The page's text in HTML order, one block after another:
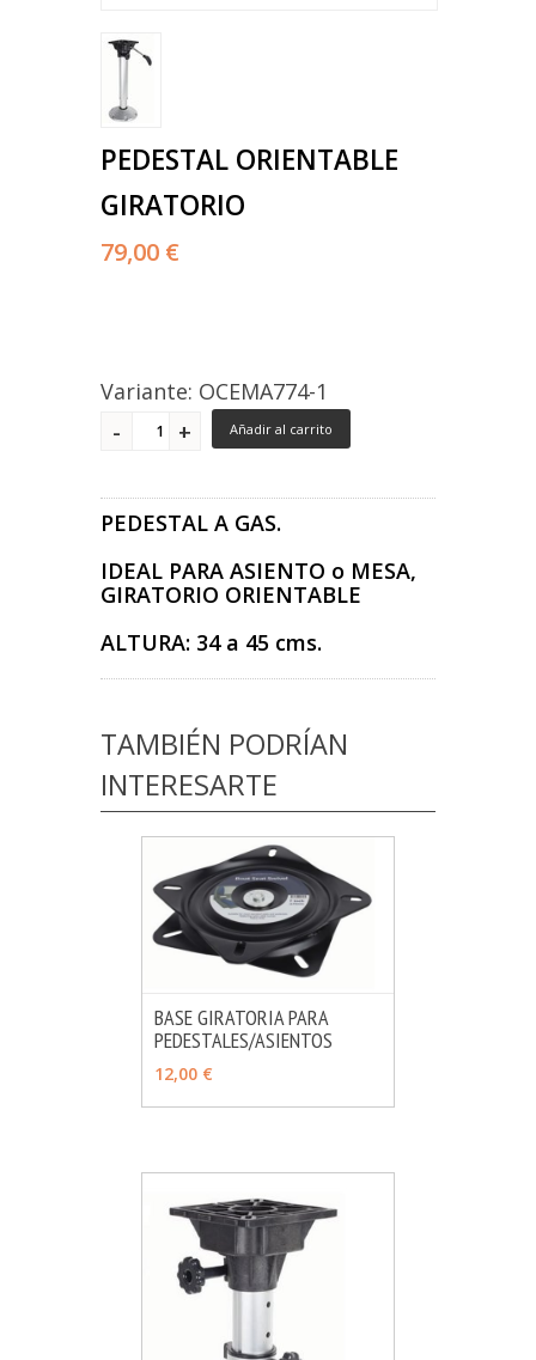
PEDESTAL ORIENTABLE
GIRATORIO
79,00 €
Variante: OCEMA774-1
Añadir al carrito
PEDESTAL A GAS.
IDEAL PARA ASIENTO o MESA,
GIRATORIO ORIENTABLE
ALTURA: 34 a 45 cms.
TAMBIÉN PODRÍAN
INTERESARTE
AÑADIR MÁS INFO
BASE GIRATORIA PARA
PEDESTALES/ASIENTOS
12,00 €